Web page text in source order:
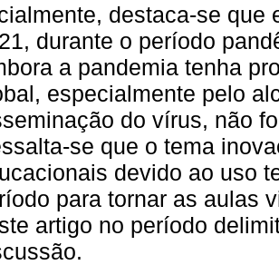
destaca-se que
durante o período
a pandemia tenha
especialmente pelo
do vírus, não
se que o tema
devido ao uso
para tornar as aulas
artigo no período